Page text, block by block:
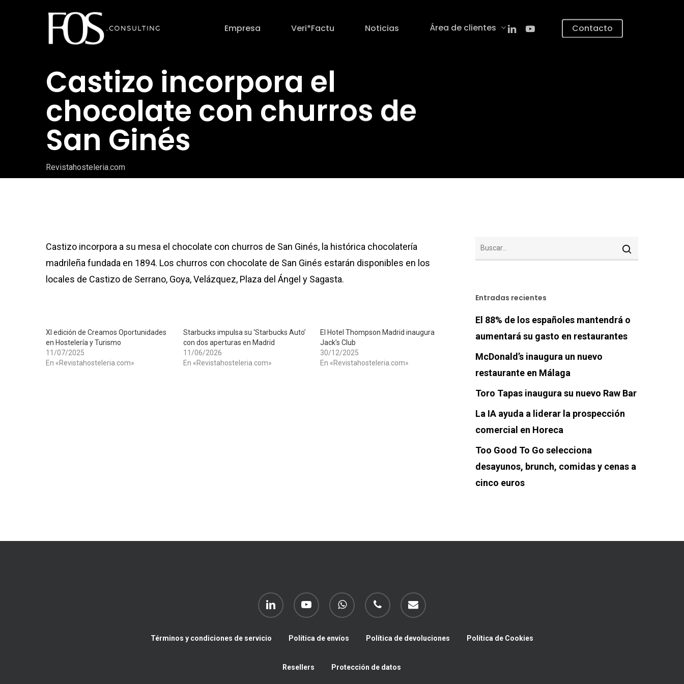
Empresa Veri*Factu Noticias Área de clientes linkedinyoutube Contacto
Castizo incorpora el
chocolate con churros de
San Ginés
Revistahosteleria.com
Castizo incorpora a su mesa el chocolate con churros de San Ginés, la histórica chocolatería
madrileña fundada en 1894. Los churros con chocolate de San Ginés estarán disponibles en los
locales de Castizo de Serrano, Goya, Velázquez, Plaza del Ángel y Sagasta.
XI edición de Creamos Oportunidades
en Hostelería y Turismo
11/07/2025
En «Revistahosteleria.com»
Starbucks impulsa su ‘Starbucks Auto’
con dos aperturas en Madrid
11/06/2026
En «Revistahosteleria.com»
El Hotel Thompson Madrid inaugura
Jack’s Club
30/12/2025
En «Revistahosteleria.com»
Entradas recientes
El 88% de los españoles mantendrá o
aumentará su gasto en restaurantes
McDonald’s inaugura un nuevo
restaurante en Málaga
Toro Tapas inaugura su nuevo Raw Bar
La IA ayuda a liderar la prospección
comercial en Horeca
Too Good To Go selecciona
desayunos, brunch, comidas y cenas a
cinco euros
linkedin youtube whatsapp phone email
Términos y condiciones de servicio Política de envíos Política de devoluciones Política de Cookies
Resellers Protección de datos